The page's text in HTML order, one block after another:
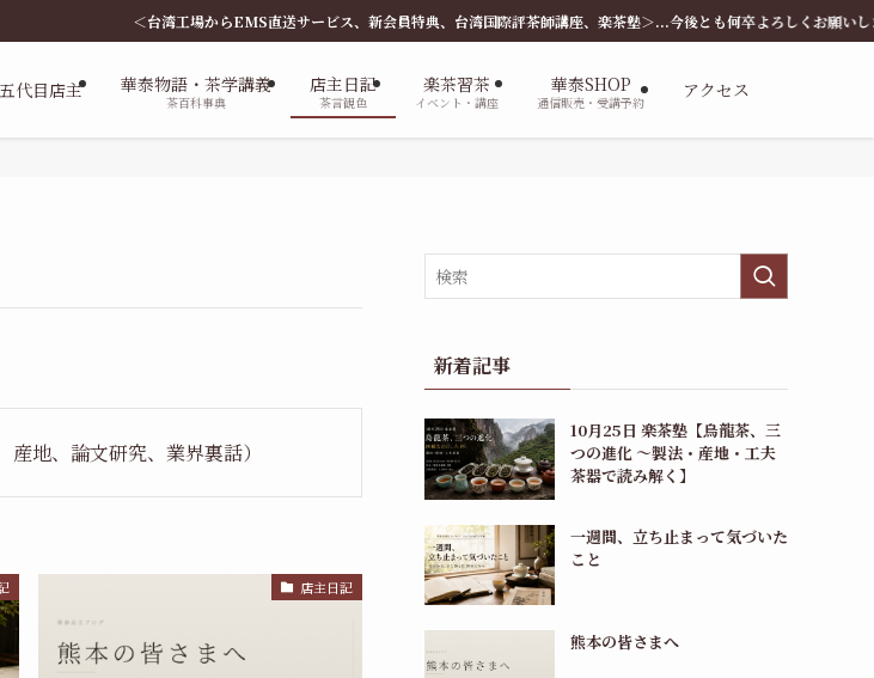
＜台湾工場からEMS直送サービス、新会員特典、台湾国際評茶師講座、楽茶塾＞...今後とも何卒よろしくお願いします。
五代目店主 華泰物語・茶学講義
茶百科事典
店主日記
茶言観色
楽茶習茶
イベント・講座
華泰SHOP
通信販売・受講予約
アクセス
地、論文研究、業界裏話）
店主日記
新着記事
10月25日 楽茶塾【烏龍茶、三
つの進化 〜製法・産地・工夫
茶器で読み解く】
一週間、立ち止まって気づいた
こと
熊本の皆さまへ